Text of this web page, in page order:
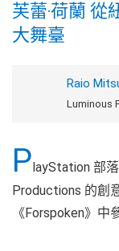
芙蕾‧荷蘭 從
大舞臺
Raio
Luminous
PlayStation 部
Productions 的創
《Forspoken》中